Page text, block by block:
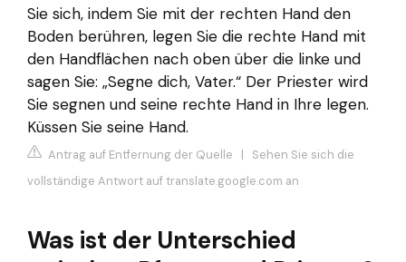
Sie sich, indem Sie mit der rechten Hand den
Boden berühren, legen Sie die rechte Hand mit
den Handflächen nach oben über die linke und
sagen Sie: „Segne dich, Vater.“ Der Priester wird
Sie segnen und seine rechte Hand in Ihre legen.
Küssen Sie seine Hand.
Antrag auf Entfernung der Quelle | Sehen Sie sich die
vollständige Antwort auf translate.google.com an
Was ist der Unterschied